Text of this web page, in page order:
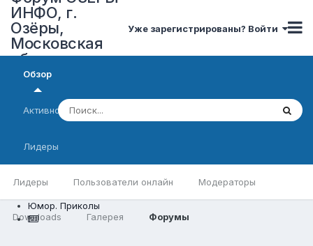
ИНФО, г.
Озёры,
Московская
область
Уже зарегистрированы? Войти
Обзор
Лидеры Пользователи онлайн Модераторы
Downloads Галерея Форумы
Активность
Лидеры
Юмор. Приколы